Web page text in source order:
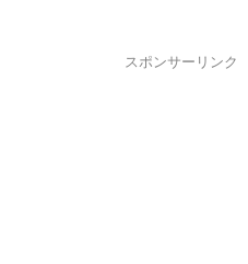
スポンサーリンク